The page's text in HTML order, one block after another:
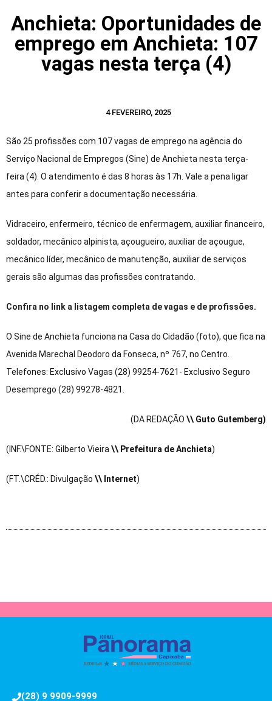
Anchieta: Oportunidades de
emprego em Anchieta: 107
vagas nesta terça (4)
4 FEVEREIRO, 2025
São 25 profissões com 107 vagas de emprego na agência do
Serviço Nacional de Empregos (Sine) de Anchieta nesta terça-
feira (4). O atendimento é das 8 horas às 17h. Vale a pena ligar
antes para conferir a documentação necessária.
Vidraceiro, enfermeiro, técnico de enfermagem, auxiliar financeiro,
soldador, mecânico alpinista, açougueiro, auxiliar de açougue,
mecânico líder, mecânico de manutenção, auxiliar de serviços
gerais são algumas das profissões contratando.
Confira no link a listagem completa de vagas e de profissões.
O Sine de Anchieta funciona na Casa do Cidadão (foto), que fica na
Avenida Marechal Deodoro da Fonseca, nº 767, no Centro.
Telefones: Exclusivo Vagas (28) 99254-7621- Exclusivo Seguro
Desemprego (28) 99278-4821.
(DA REDAÇÃO \\ Guto Gutemberg)
(INF.\FONTE: Gilberto Vieira \\ Prefeitura de Anchieta)
(FT.\CRÉD.: Divulgação \\ Internet)
(28) 9 9909-9999